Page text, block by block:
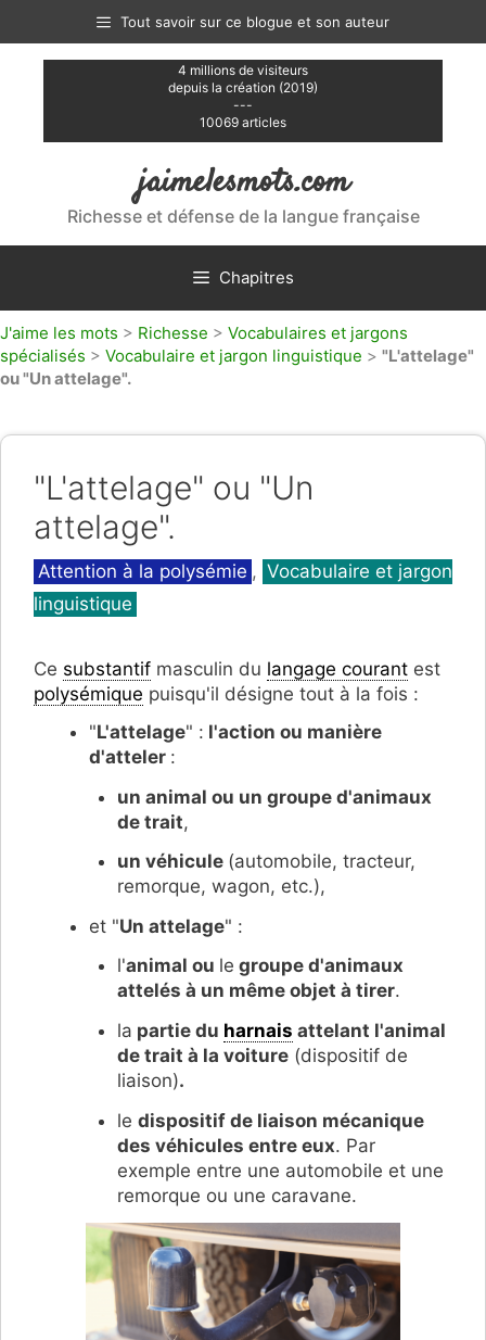
contenu
Tout savoir sur ce blogue et son auteur
4 millions de visiteurs
depuis la création (2019)
---
10069 articles
jaimelesmots.com
Richesse et défense de la langue française
Chapitres
J'aime les mots > Richesse > Vocabulaires et jargons
spécialisés > Vocabulaire et jargon linguistique > "L'attelage"
ou "Un attelage".
"L'attelage" ou "Un
attelage".
Catégories
Attention à la polysémie , Vocabulaire et jargon
linguistique
Ce substantif masculin du langage courant est
polysémique puisqu'il désigne tout à la fois :
"L'attelage" : l'action ou manière
d'atteler :
un animal ou un groupe d'animaux
de trait,
un véhicule (automobile, tracteur,
remorque, wagon, etc.),
et "Un attelage" :
l'animal ou le groupe d'animaux
attelés à un même objet à tirer.
la partie du harnais attelant l'animal
de trait à la voiture(dispositif de
liaison).
le dispositif de liaison mécanique
des véhicules entre eux. Par
exemple entre une automobile et une
remorque ou une caravane.